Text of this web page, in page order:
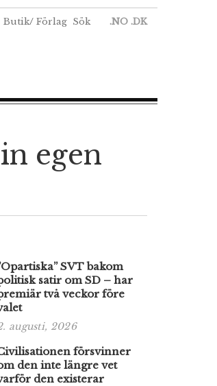
Butik/ Förlag Sök .NO .DK
egen
SVT bakom
satir om SD – har
två veckor före
augusti, 2026
försvinner
den inte längre vet
den existerar